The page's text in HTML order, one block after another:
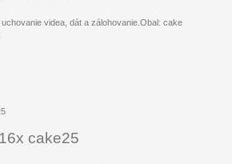
videa, dát a zálohovanie.Obal: cake
cake25